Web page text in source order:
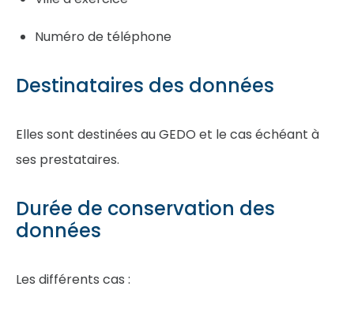
Numéro de téléphone
Destinataires des données
Elles sont destinées au GEDO et le cas échéant à
ses prestataires.
Durée de conservation des
données
Les différents cas :